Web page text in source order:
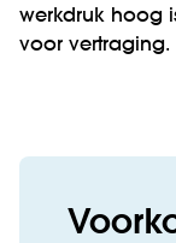
werkdruk hoog
voor vertraging.